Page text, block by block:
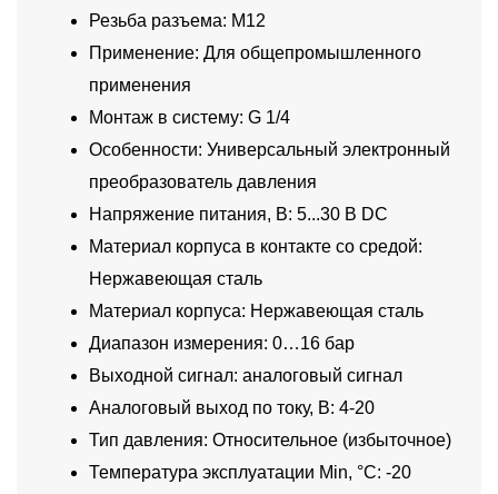
Резьба разъема: M12
Применение: Для общепромышленного
применения
Монтаж в систему: G 1/4
Особенности: Универсальный электронный
преобразователь давления
Напряжение питания, В: 5...30 В DC
Материал корпуса в контакте со средой:
Нержавеющая сталь
Материал корпуса: Нержавеющая сталь
Диапазон измерения: 0…16 бар
Выходной сигнал: аналоговый сигнал
Аналоговый выход по току, В: 4-20
Тип давления: Относительное (избыточное)
Температура эксплуатации Min, °C: -20